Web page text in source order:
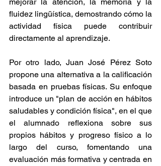
fluidez lingüística, demostrando cómo la
actividad física puede contribuir
directamente al aprendizaje.
Por otro lado, Juan José Pérez Soto
propone una alternativa a la calificación
basada en pruebas físicas. Su enfoque
introduce un "plan de acción en hábitos
saludables y condición física", en el que
el alumnado reflexiona sobre sus
propios hábitos y progreso físico a lo
largo del curso, fomentando una
evaluación más formativa y centrada en